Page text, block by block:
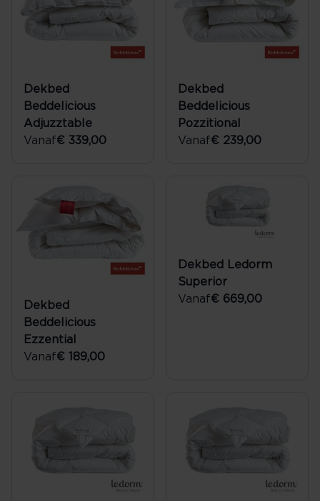
Dekbed
Beddelicious
Adjuzztable
Vanaf€ 339,00
Dekbed
Beddelicious
Pozzitional
Vanaf€ 239,00
Dekbed
Beddelicious
Ezzential
Vanaf€ 189,00
Dekbed Ledorm
Superior
Vanaf€ 669,00